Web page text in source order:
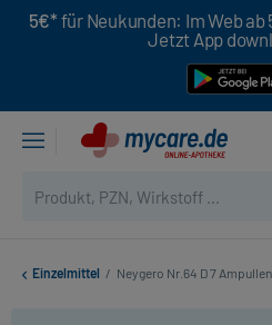
5€* für Neukunden: Im Web ab
Jetzt App
Einzelmittel / Neygero Nr.64 D 7 Ampullen